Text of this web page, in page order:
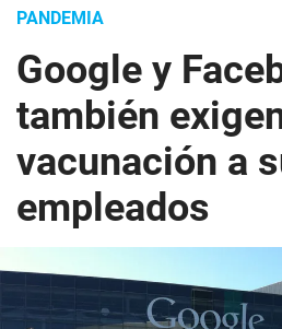
PANDEMIA
Google y
también
vacunación a
empleados